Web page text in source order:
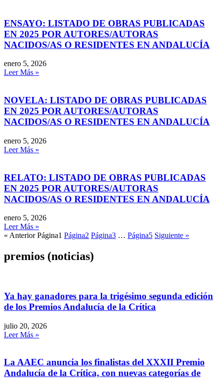
ENSAYO: LISTADO DE OBRAS PUBLICADAS
EN 2025 POR AUTORES/AUTORAS
NACIDOS/AS O RESIDENTES EN ANDALUCÍA
enero 5, 2026
Leer Más »
NOVELA: LISTADO DE OBRAS PUBLICADAS
EN 2025 POR AUTORES/AUTORAS
NACIDOS/AS O RESIDENTES EN ANDALUCÍA
enero 5, 2026
Leer Más »
RELATO: LISTADO DE OBRAS PUBLICADAS
EN 2025 POR AUTORES/AUTORAS
NACIDOS/AS O RESIDENTES EN ANDALUCÍA
enero 5, 2026
Leer Más »
« Anterior Página1 Página2 Página3 … Página5 Siguiente »
premios (noticias)
Ya hay ganadores para la trigésimo segunda edición
de los Premios Andalucía de la Crítica
julio 20, 2026
Leer Más »
La AAEC anuncia los finalistas del XXXII Premio
Andalucía de la Crítica, con nuevas categorías de